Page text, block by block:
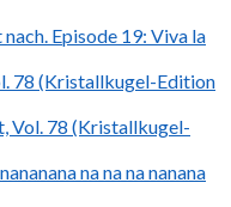
Episode 19: Viva la
78 (Kristallkugel-Edition
Vol. 78 (Kristallkugel-
na na na nanana